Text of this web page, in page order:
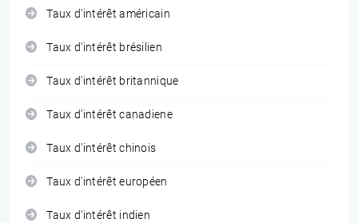
Taux d'intérêt américain
Taux d'intérêt brésilien
Taux d'intérêt britannique
Taux d'intérêt canadiene
Taux d'intérêt chinois
Taux d'intérêt européen
Taux d'intérêt indien